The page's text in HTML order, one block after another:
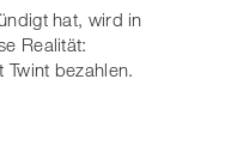
hat, wird in
Realität:
bezahlen.